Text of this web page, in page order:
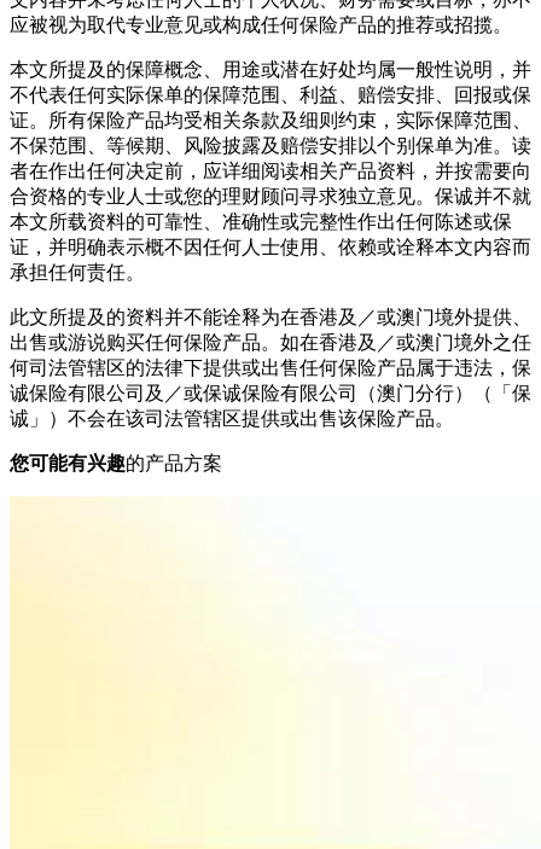
应被视为取代专业意见或构成任何保险产品的推荐或招揽。
本文所提及的保障概念、用途或潜在好处均属一般性说明，并
不代表任何实际保单的保障范围、利益、赔偿安排、回报或保
证。所有保险产品均受相关条款及细则约束，实际保障范围、
不保范围、等候期、风险披露及赔偿安排以个别保单为准。读
者在作出任何决定前，应详细阅读相关产品资料，并按需要向
合资格的专业人士或您的理财顾问寻求独立意见。保诚并不就
本文所载资料的可靠性、准确性或完整性作出任何陈述或保
证，并明确表示概不因任何人士使用、依赖或诠释本文内容而
承担任何责任。
此文所提及的资料并不能诠释为在香港及／或澳门境外提供、
出售或游说购买任何保险产品。如在香港及／或澳门境外之任
何司法管辖区的法律下提供或出售任何保险产品属于违法，保
诚保险有限公司及／或保诚保险有限公司（澳门分行）（「保
诚」）不会在该司法管辖区提供或出售该保险产品。
您可能有兴趣的产品方案